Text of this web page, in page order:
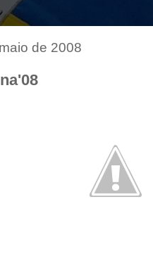
de 2008